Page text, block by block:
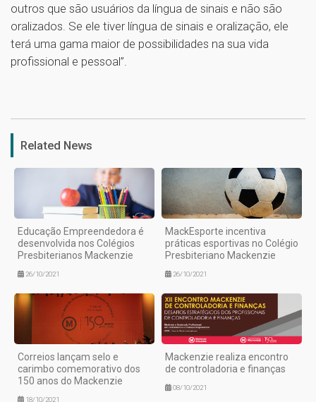
outros que são usuários da língua de sinais e não são
oralizados. Se ele tiver língua de sinais e oralização, ele
terá uma gama maior de possibilidades na sua vida
profissional e pessoal”.
Related News
Educação Empreendedora é
desenvolvida nos Colégios
Presbiterianos Mackenzie
26/10/2021
MackEsporte incentiva
práticas esportivas no Colégio
Presbiteriano Mackenzie
26/10/2021
Correios lançam selo e
carimbo comemorativo dos
150 anos do Mackenzie
18/10/2021
Mackenzie realiza encontro
de controladoria e finanças
08/10/2021